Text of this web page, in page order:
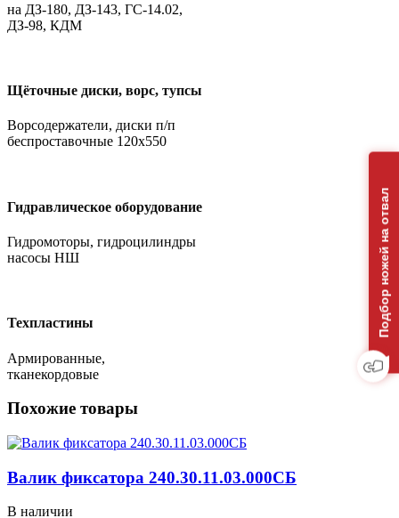
на ДЗ-180, ДЗ-143, ГС-14.02,
ДЗ-98, КДМ
Щёточные диски, ворс, тупсы
Ворсодержатели, диски п/п
беспроставочные 120х550
Гидравлическое оборудование
Гидромоторы, гидроцилиндры
насосы НШ
Техпластины
Армированные,
тканекордовые
Похожие товары
Валик фиксатора 240.30.11.03.000СБ
В наличии
Подбор ножей на отвал